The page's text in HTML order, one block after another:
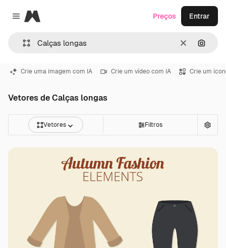
Close menu
Magnific
Limpar
Preços Entrar
Crie uma imagem com IA Crie um vídeo com IA Crie um
Vetores de Calças longas
Vetores Filtros